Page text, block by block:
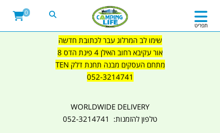
שימו לב המרלוג עבר לכתובת חדשה
אור עקיבא רחוב האילן 4 פינת הדס 8
מתחם העסקים מבנה תחנת דלק TEN
052-3214741
WORLDWIDE DELIVERY
טלפון להזמנות: 052-3214741
תפריט
0